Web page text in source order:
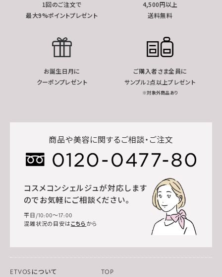
1回のご注文で
最大9%ポイントプレゼント
4,500円以上
送料無料
お誕生日月に
クーポンプレゼント
ご購入者さま全員に
サンプル2点以上プレゼント
※対象外商品あり
商品や美容に関するご相談・ご注文
コスメコンシェルジュが対応します
のでお気軽にご相談ください。
平日/10:00～17:00
混雑状況の目安はこちら から
ETVOSについて
TOP